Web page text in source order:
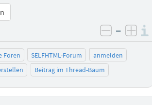
negativ
–
Foren SELFHTML-Forum
anmelden
Beitrag im Thread-Baum